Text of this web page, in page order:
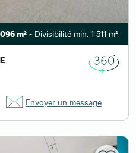
m² - Divisibilité min. 1 511 m²
Envoyer un message